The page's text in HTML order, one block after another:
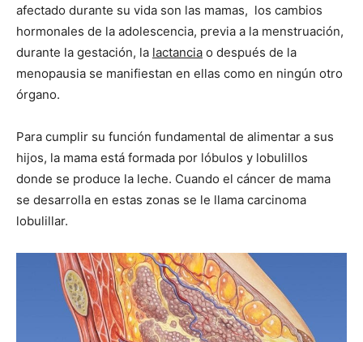
afectado durante su vida son las mamas, los cambios
hormonales de la adolescencia, previa a la menstruación,
durante la gestación, la lactancia o después de la
menopausia se manifiestan en ellas como en ningún otro
órgano.
Para cumplir su función fundamental de alimentar a sus
hijos, la mama está formada por lóbulos y lobulillos
donde se produce la leche. Cuando el cáncer de mama
se desarrolla en estas zonas se le llama carcinoma
lobulillar.